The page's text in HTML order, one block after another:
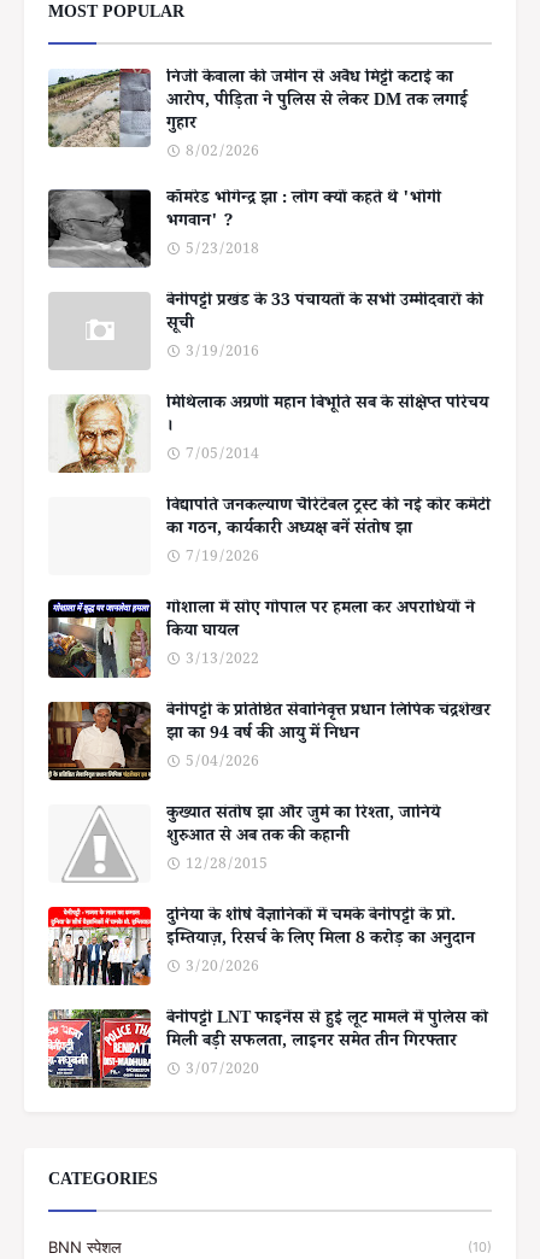
MOST POPULAR
निजी केवाला की जमीन से अवैध मिट्टी कटाई का
आरोप, पीड़िता ने पुलिस से लेकर DM तक लगाई
गुहार
8/02/2026
कॉमरेड भोगेन्द्र झा : लोग क्यों कहते थे 'भोगी
भगवान' ?
5/23/2018
बेनीपट्टी प्रखंड के 33 पंचायतों के सभी उम्मीदवारों की
सूची
3/19/2016
मिथिलाक अग्रणी महान बिभूति सब के संक्षिप्त परिचय
।
7/05/2014
विद्यापति जनकल्याण चैरिटेबल ट्रस्ट की नई कोर कमेटी
का गठन, कार्यकारी अध्यक्ष बनें संतोष झा
7/19/2026
गोशाला में सोए गोपाल पर हमला कर अपराधियों ने
किया घायल
3/13/2022
बेनीपट्टी के प्रतिष्ठित सेवानिवृत्त प्रधान लिपिक चंद्रशेखर
झा का 94 वर्ष की आयु में निधन
5/04/2026
कुख्यात संतोष झा और जुर्म का रिश्ता, जानिये
शुरुआत से अब तक की कहानी
12/28/2015
दुनिया के शीर्ष वैज्ञानिकों में चमके बेनीपट्टी के प्रो.
इम्तियाज़, रिसर्च के लिए मिला 8 करोड़ का अनुदान
3/20/2026
बेनीपट्टी LNT फाइनेंस से हुई लूट मामले में पुलिस को
मिली बड़ी सफलता, लाइनर समेत तीन गिरफ्तार
3/07/2020
CATEGORIES
BNN स्पेशल (10)